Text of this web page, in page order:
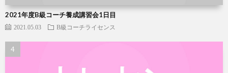
2021年度B級コーチ養成講習会1日目
2021.05.03 B級コーチライセンス